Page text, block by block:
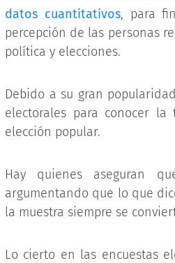
datos cuantitativos, para
percepción de las personas
política y elecciones.
Debido a su gran
electorales para conocer
elección popular.
Hay quienes aseguran
argumentando que lo que
la muestra siempre se
Lo cierto en las encuestas